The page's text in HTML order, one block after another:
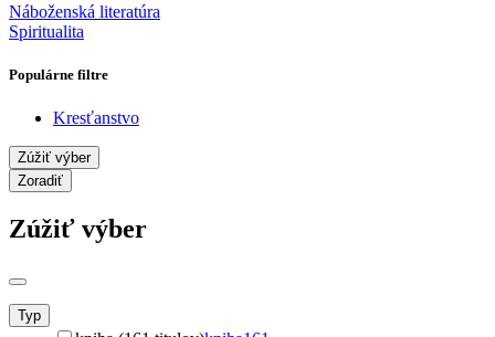
Náboženská literatúra
Spiritualita
Populárne filtre
Kresťanstvo
Zúžiť výber
Zoradiť
Zúžiť výber
Typ